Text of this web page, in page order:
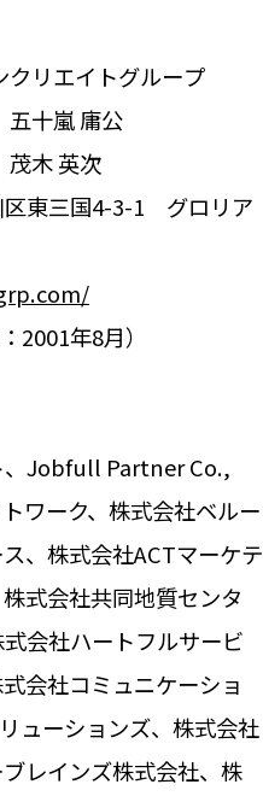
リエイトグループ
五十嵐庸公
英次
東三国4-3-1 グロリア
年8月）
、Jobfull Partner Co.,
ワーク、株式会社ベルー
、株式会社ACTマーケテ
式会社共同地質センタ
会社ハートフルサービ
会社コミュニケーショ
ューションズ、株式会社
レインズ株式会社、株